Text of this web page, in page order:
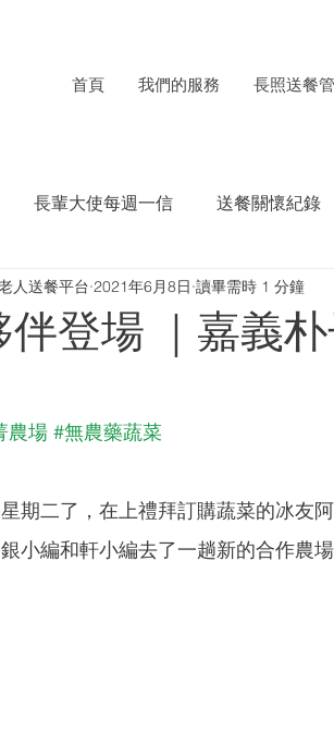
首頁 我們的服務 長照送餐
長輩大使每週一信 送餐關懷紀錄
懷 每月食材捐贈電子報 ESG成
伴登場 ｜嘉義
人送餐平台 2021年6月8日 讀畢需時 1 分鐘
農場 #無農藥蔬菜
期二了，在上禮拜訂購蔬菜的冰友
小編和軒小編去了一趟新的合作農